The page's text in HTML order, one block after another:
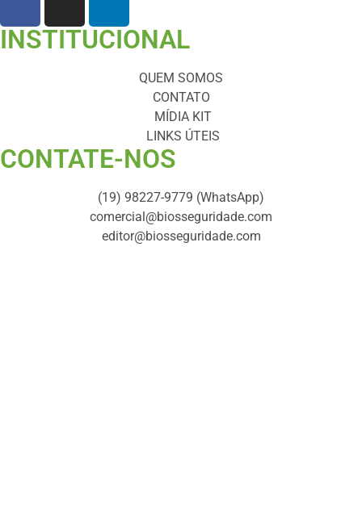
INSTITUCIONAL
QUEM SOMOS
CONTATO
MÍDIA KIT
LINKS ÚTEIS
CONTATE-NOS ​
(19) 98227-9779 (WhatsApp)
comercial@biosseguridade.com
editor@biosseguridade.com